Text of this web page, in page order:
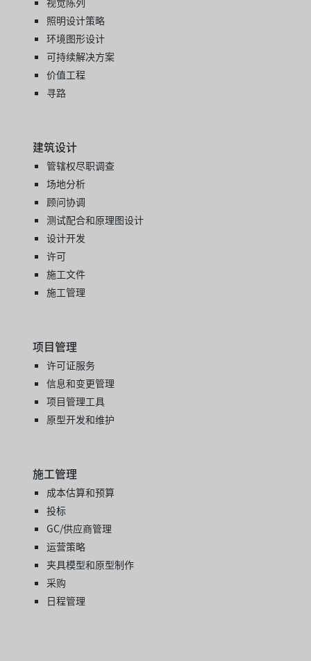
照明设计策略
环境图形设计
可持续解决方案
价值工程
寻路
建筑设计
管辖权尽职调查
场地分析
顾问协调
测试配合和原理图设计
设计开发
许可
施工文件
施工管理
项目管理
许可证服务
信息和变更管理
项目管理工具
原型开发和维护
施工管理
成本估算和预算
投标
GC/供应商管理
运营策略
夹具模型和原型制作
采购
日程管理